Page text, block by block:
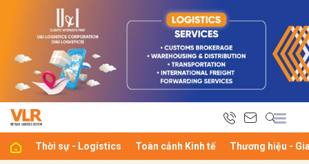
Thời sự - Logistics Toàn cảnh Kinh tế Thương hiệu -
luận